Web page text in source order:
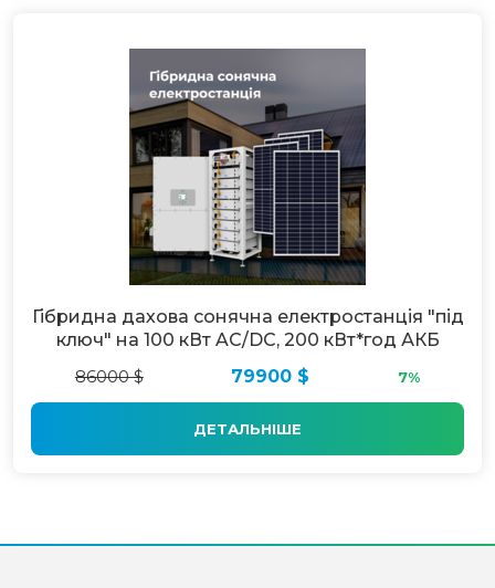
Гібридна дахова сонячна електростанція "під
ключ" на 100 кВт AC/DC, 200 кВт*год АКБ
86000 $
79900 $ 7%
ДЕТАЛЬНІШЕ